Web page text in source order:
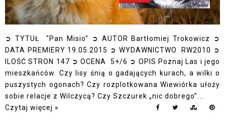
➲ TYTUŁ "Pan Misio" ➲ AUTOR Bartłomiej Trokowicz ➲
DATA PREMIERY 19.05.2015 ➲ WYDAWNICTWO RW2010 ➲
ILOŚĆ STRON 147 ➲ OCENA 5+/6 ➲ OPIS Poznaj Las i jego
mieszkańców. Czy lisy śnią o gadających kurach, a wilki o
puszystych ogonach? Czy rozplotkowana Wiewiórka ułoży
sobie relacje z Wilczycą? Czy Szczurek „nic dobrego”...
Czytaj więcej »